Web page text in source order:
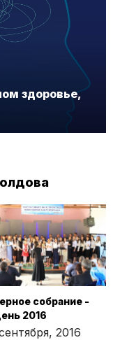
здоровье,
собрание -
2016
2016